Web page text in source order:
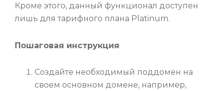
Кроме этого, данный функционал доступен
лишь для тарифного плана Platinum.
Пошаговая инструкция
Создайте необходимый поддомен на
своем основном домене, например,